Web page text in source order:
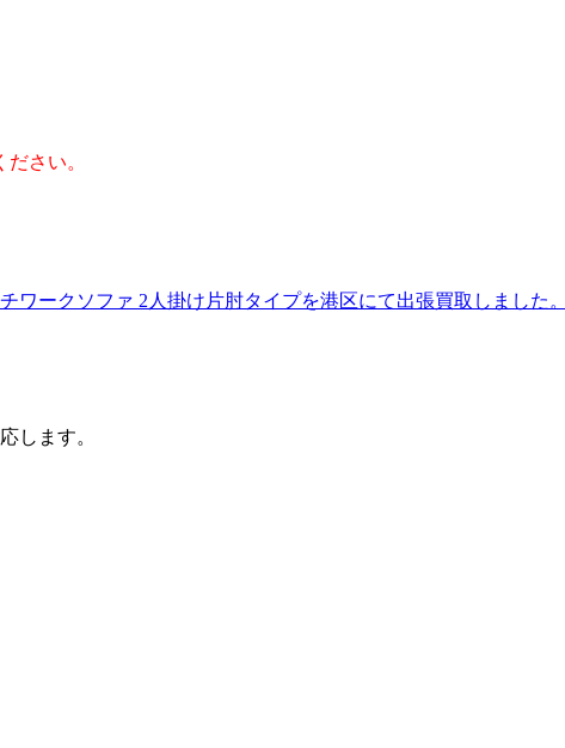
さい。
ワークソファ 2人掛け片肘タイプを港区にて出張買取しました。
します。